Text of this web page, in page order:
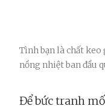
Tình bạn là chất
nồng nhiệt ban đầu
Để bức tranh